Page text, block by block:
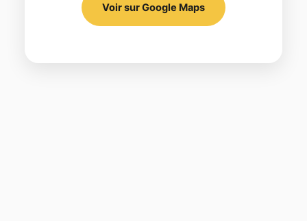
Voir sur Google Maps